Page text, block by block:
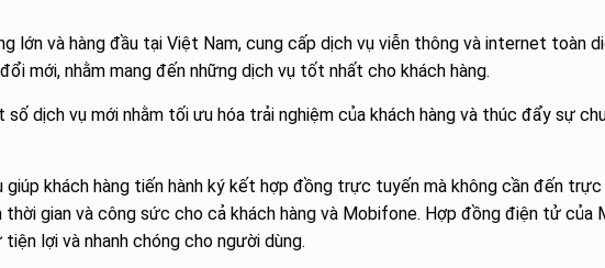
lớn và hàng đầu tại Việt Nam, cung cấp dịch vụ viễn thông và internet toàn
mới, nhằm mang đến những dịch vụ tốt nhất cho khách hàng.
dịch vụ mới nhằm tối ưu hóa trải nghiệm của khách hàng và thúc đẩy sự
giúp khách hàng tiến hành ký kết hợp đồng trực tuyến mà không cần đến
gian và công sức cho cả khách hàng và Mobifone. Hợp đồng điện tử
lợi và nhanh chóng cho người dùng.